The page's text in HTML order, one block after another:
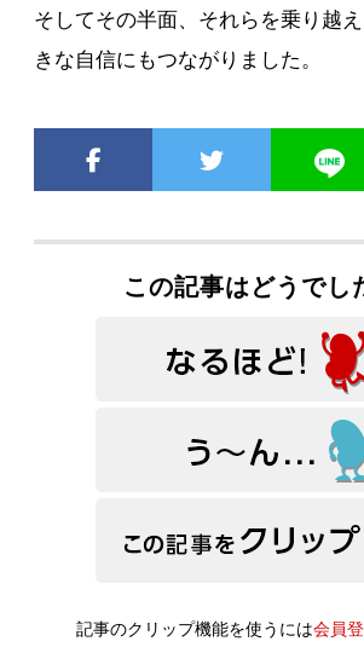
そしてその半面、それらを乗り越
きな自信にもつながりました。
この記事はどうでし
記事のクリップ機能を使うには会員